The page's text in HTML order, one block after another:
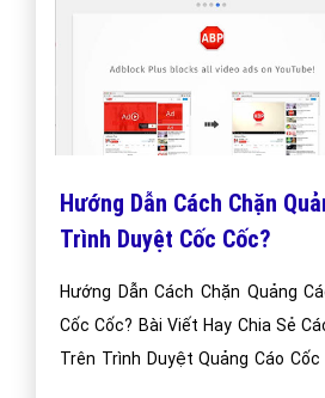
Hướng Dẫn Cách Chặn
Trình Duyệt Cốc Cốc?
Hướng Dẫn Cách Chặn Quảng
Cốc Cốc? Bài Viết Hay Chia Sẻ
Trên Trình Duyệt Quảng Cáo Cốc